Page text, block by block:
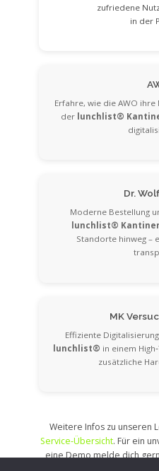
zufriedene
in der
Erfahre, wie die AWO
der lunchlist®
Dr.
Moderne Bestellung
lunchlist®
Standorte hinweg –
MK
Effiziente
lunchlist® in einem
zusätzliche
Weitere Infos zu unseren
Service‑Übersicht. Für ein
eine Demo melde dich